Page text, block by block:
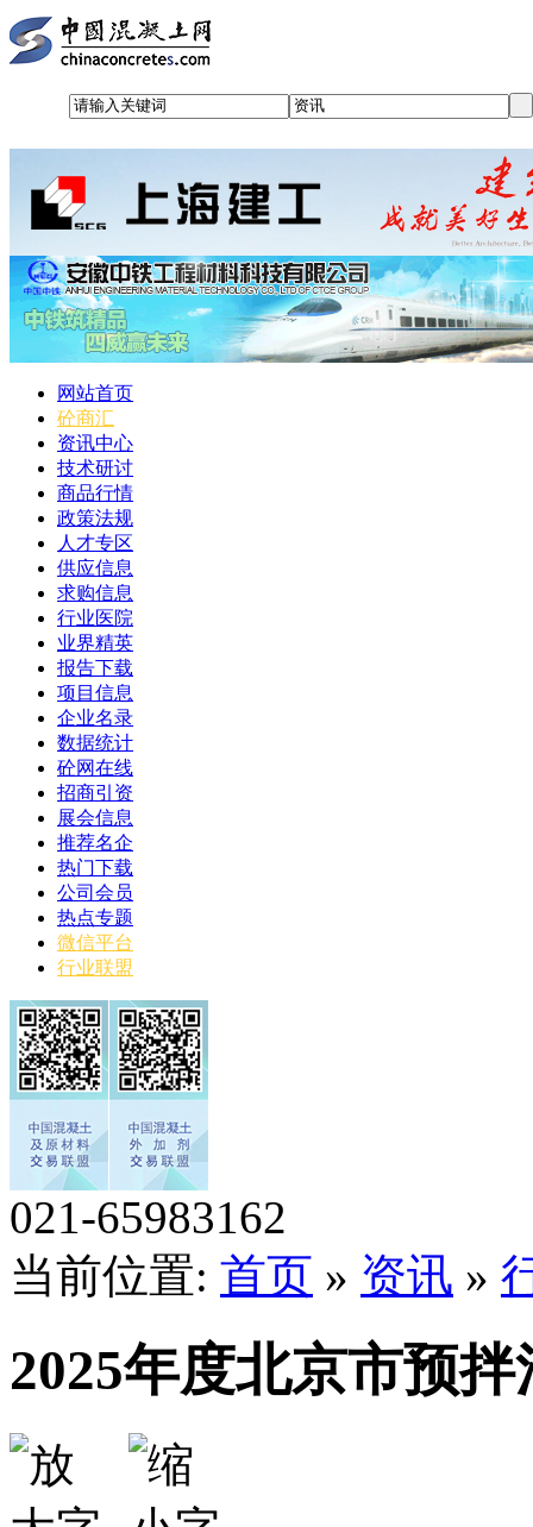
网站首页
砼商汇
资讯中心
技术研讨
商品行情
政策法规
人才专区
供应信息
求购信息
行业医院
业界精英
报告下载
项目信息
企业名录
数据统计
砼网在线
招商引资
展会信息
推荐名企
热门下载
公司会员
热点专题
微信平台
行业联盟
021-65983162
当前位置: 首页 » 资讯 »
2025年度北京市预